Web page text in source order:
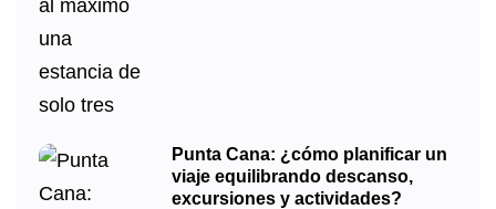
Punta Cana: ¿cómo planificar un
viaje equilibrando descanso,
excursiones y actividades?